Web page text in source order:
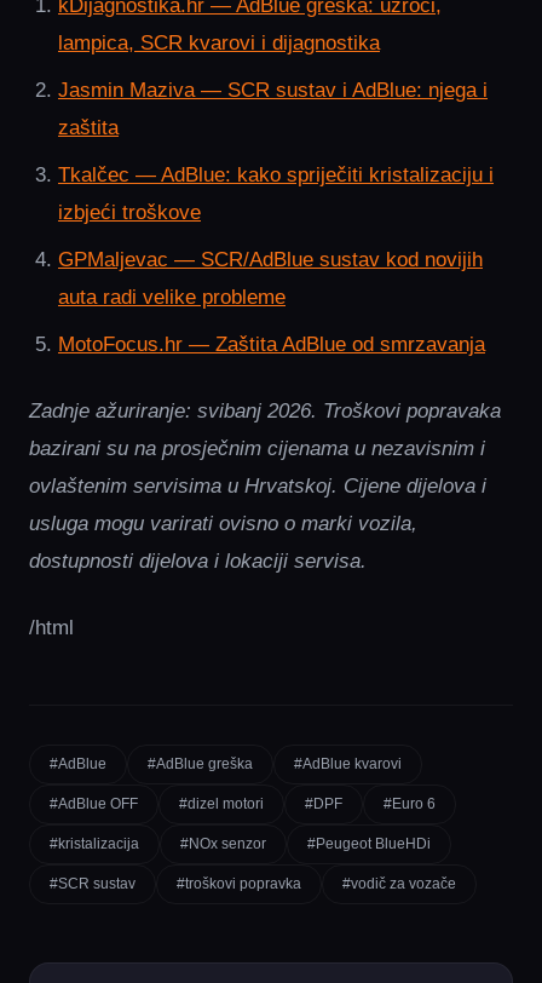
kDijagnostika.hr — AdBlue greška: uzroci,
lampica, SCR kvarovi i dijagnostika
Jasmin Maziva — SCR sustav i AdBlue: njega i
zaštita
Tkalčec — AdBlue: kako spriječiti kristalizaciju i
izbjeći troškove
GPMaljevac — SCR/AdBlue sustav kod novijih
auta radi velike probleme
MotoFocus.hr — Zaštita AdBlue od smrzavanja
Zadnje ažuriranje: svibanj 2026. Troškovi popravaka
bazirani su na prosječnim cijenama u nezavisnim i
ovlaštenim servisima u Hrvatskoj. Cijene dijelova i
usluga mogu varirati ovisno o marki vozila,
dostupnosti dijelova i lokaciji servisa.
/html
#AdBlue #AdBlue greška #AdBlue kvarovi
#AdBlue OFF #dizel motori #DPF #Euro 6
#kristalizacija #NOx senzor #Peugeot BlueHDi
#SCR sustav #troškovi popravka #vodič za vozače